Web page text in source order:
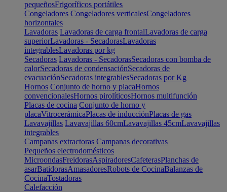
pequeñosFrigoríficos portátiles
Congeladores Congeladores verticalesCongeladores
horizontales
Lavadoras Lavadoras de carga frontalLavadoras de carga
superiorLavadoras - SecadorasLavadoras
integrablesLavadoras por kg
Secadoras Lavadoras - SecadorasSecadoras con bomba de
calorSecadoras de condensaciónSecadoras de
evacuaciónSecadoras integrablesSecadoras por Kg
Hornos Conjunto de horno y placaHornos
convencionalesHornos pirolíticosHornos multifunción
Placas de cocina Conjunto de horno y
placaVitrocerámicaPlacas de inducciónPlacas de gas
Lavavajillas Lavavajillas 60cmLavavajillas 45cmLavavajillas
integrables
Campanas extractoras Campanas decorativas
Pequeños electrodomésticos
MicroondasFreidorasAspiradoresCafeterasPlanchas de
asarBatidorasAmasadoresRobots de CocinaBalanzas de
CocinaTostadoras
Calefacción